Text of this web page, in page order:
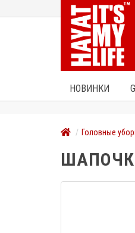
НОВИНКИ
Головные